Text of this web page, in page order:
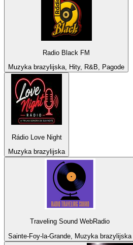
Radio Black FM
Muzyka brazylijska, Hity, R&B, Pagode
Rádio Love Night
Muzyka brazylijska
Traveling Sound WebRadio
Sainte-Foy-la-Grande, Muzyka brazylijska